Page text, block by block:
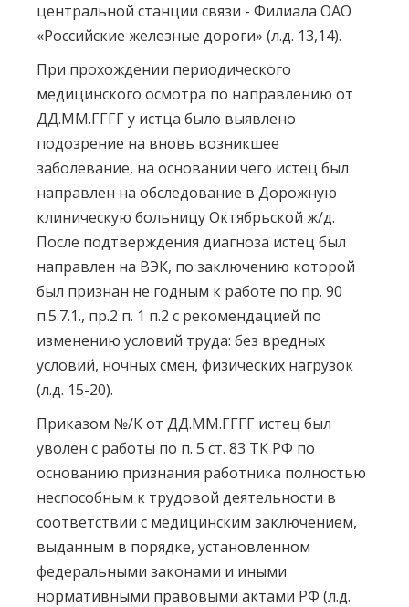
центральной станции связи - Филиала ОАО
«Российские железные дороги» (л.д. 13,14).
При прохождении периодического
медицинского осмотра по направлению от
ДД.ММ.ГГГГ у истца было выявлено
подозрение на вновь возникшее
заболевание, на основании чего истец был
направлен на обследование в Дорожную
клиническую больницу Октябрьской ж/д.
После подтверждения диагноза истец был
направлен на ВЭК, по заключению которой
был признан не годным к работе по пр. 90
п.5.7.1., пр.2 п. 1 п.2 с рекомендацией по
изменению условий труда: без вредных
условий, ночных смен, физических нагрузок
(л.д. 15-20).
Приказом №/К от ДД.ММ.ГГГГ истец был
уволен с работы по п. 5 ст. 83 ТК РФ по
основанию признания работника полностью
неспособным к трудовой деятельности в
соответствии с медицинским заключением,
выданным в порядке, установленном
федеральными законами и иными
нормативными правовыми актами РФ (л.д.